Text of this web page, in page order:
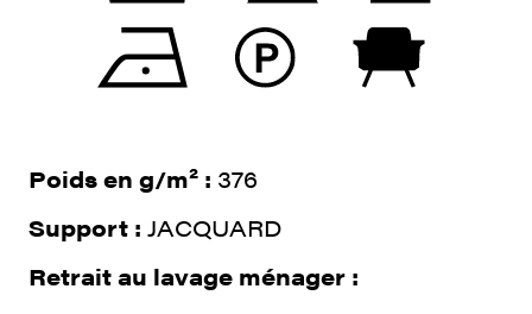
Poids en g/m² : 376
Support : JACQUARD
Retrait au lavage ménager :